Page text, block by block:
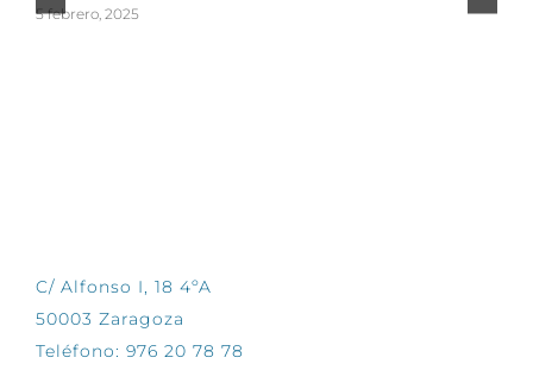
5 febrero, 2025
C/ Alfonso I, 18 4ºA
50003 Zaragoza
Teléfono: 976 20 78 78